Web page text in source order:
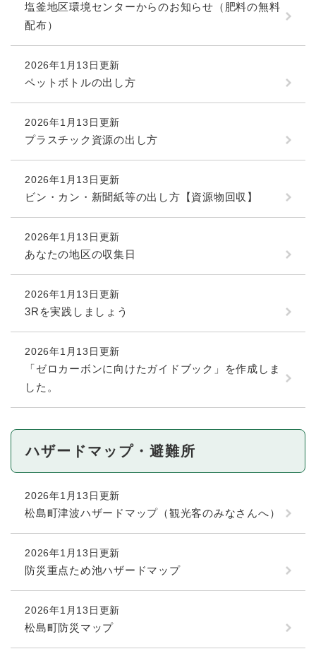
塩釜地区環境センターからのお知らせ（肥料の無料
配布）
2026年1月13日更新
ペットボトルの出し方
2026年1月13日更新
プラスチック資源の出し方
2026年1月13日更新
ビン・カン・新聞紙等の出し方【資源物回収】
2026年1月13日更新
あなたの地区の収集日
2026年1月13日更新
3Rを実践しましょう
2026年1月13日更新
「ゼロカーボンに向けたガイドブック」を作成しま
した。
ハザードマップ・避難所
2026年1月13日更新
松島町津波ハザードマップ（観光客のみなさんへ）
2026年1月13日更新
防災重点ため池ハザードマップ
2026年1月13日更新
松島町防災マップ